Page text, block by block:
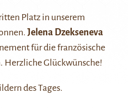
Platz in unserem
Jelena Dzekseneva
für die französische
Herzliche Glückwünsche!
des Tages.